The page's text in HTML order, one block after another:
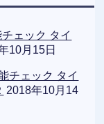
ェック タイ
10月15日
チェック タイ
2018年10月14